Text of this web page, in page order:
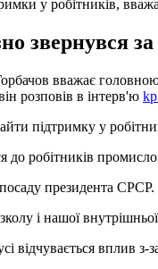
у робітників,
звернувся
вважає головною
розповів в інтерв'ю
підтримку у
робітників
президента СРСР.
і нашої
відчувається вплив з-